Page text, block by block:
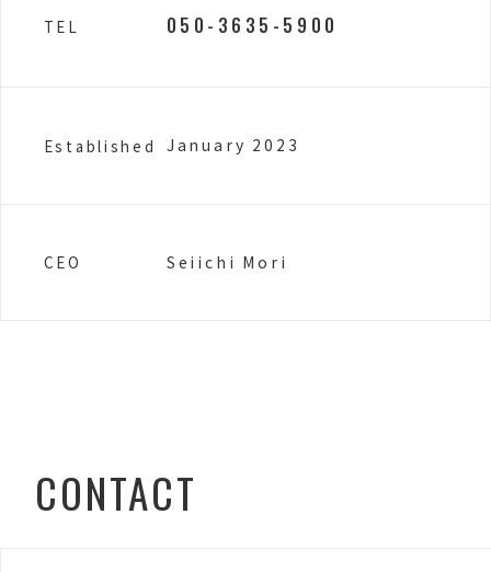
TEL 050-3635-5900
Established January 2023
CEO Seiichi Mori
CONTACT